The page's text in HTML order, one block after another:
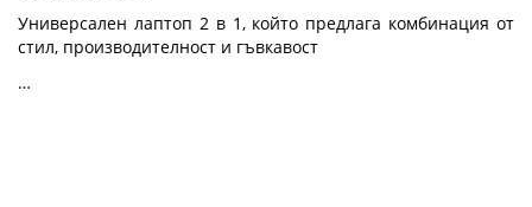
Универсален лаптоп 2 в 1, който предлага комбинация от
стил, производителност и гъвкавост
…